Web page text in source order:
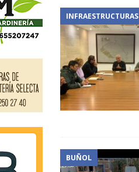
INFRAESTRUCTURAS
BUÑOL